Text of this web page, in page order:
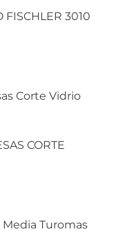
FISCHLER 3010
CORTE